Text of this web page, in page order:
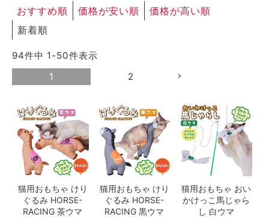
ACCOUNT MENU
ようこそ ゲスト 様
meeting_room ログイン
おすすめ順 価格が安い順
価格が高い順
新着順
94件中 1 -50件表示
1
2
猫用おもちゃ けり
ぐるみ HORSE-
RACING 茶ウマ
猫用おもちゃ けり
ぐるみ HORSE-
RACING 黒ウマ
猫用おもちゃ おい
かけっこ馬じゃら
し 白ウマ